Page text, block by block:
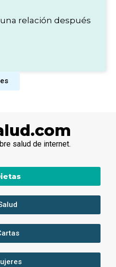
relación después
salud de internet.